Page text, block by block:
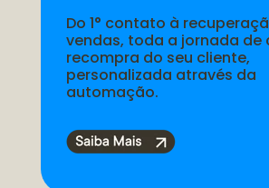
Do 1° contato à
vendas, toda a jornada de
recompra do seu cliente,
personalizada através da
automação.